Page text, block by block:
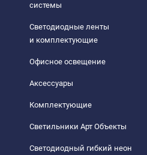
системы
Светодиодные ленты
и комплектующие
Офисное освещение
Аксессуары
Комплектующие
Светильники Арт Объекты
Светодиодный гибкий неон